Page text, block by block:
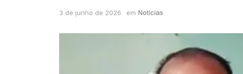
3 de junho de 2026 em Noticias